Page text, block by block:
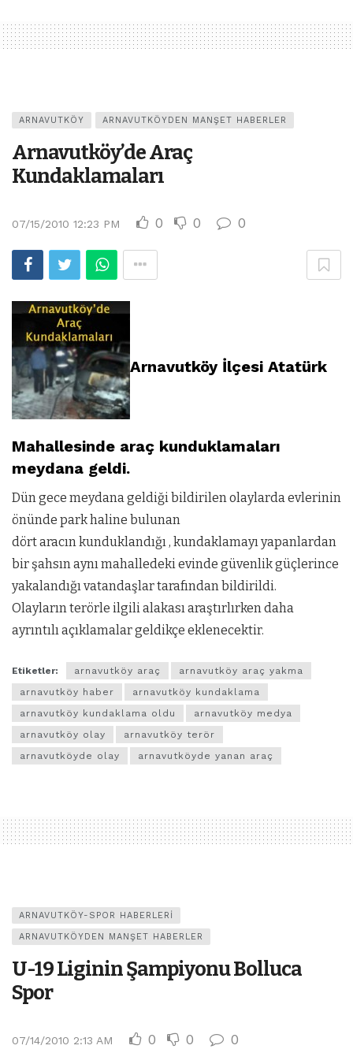
ARNAVUTKÖY ARNAVUTKÖYDEN MANŞET HABERLER
Arnavutköy’de Araç
Kundaklamaları
07/15/2010 12:23 PM 0 0 0
Arnavutköy İlçesi Atatürk
Mahallesinde araç kunduklamaları
meydana geldi.
Dün gece meydana geldiği bildirilen olaylarda evlerinin
önünde park haline bulunan
dört aracın kunduklandığı , kundaklamayı yapanlardan
bir şahsın aynı mahalledeki evinde güvenlik güçlerince
yakalandığı vatandaşlar tarafından bildirildi.
Olayların terörle ilgili alakası araştırlırken daha
ayrıntılı açıklamalar geldikçe eklenecektir.
Etiketler: arnavutköy araç
arnavutköy araç yakma
arnavutköy haber
arnavutköy kundaklama
arnavutköy kundaklama oldu
arnavutköy medya
arnavutköy olay
arnavutköy terör
arnavutköyde olay
arnavutköyde yanan araç
ARNAVUTKÖY-SPOR HABERLERI
ARNAVUTKÖYDEN MANŞET HABERLER
U-19 Liginin Şampiyonu Bolluca
Spor
07/14/2010 2:13 AM 0 0 0